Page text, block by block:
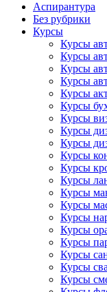
Аспирантура
Без рубрики
Курсы
Курсы
Курсы
Курсы
Курсы
Курсы
Курсы
Курсы
Курсы
Курсы
Курсы
Курсы
Курсы
Курсы
Курсы
Курсы
Курсы
Курсы
Курсы
Курсы
Курсы